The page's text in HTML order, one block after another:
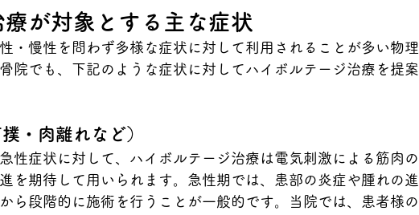
が対象とする主な症状
・慢性を問わず多様な症状に対して利用されることが多い物理
院でも、下記のような症状に対してハイボルテージ治療を提案
・肉離れなど）
性症状に対して、ハイボルテージ治療は電気刺激による筋肉の
を期待して用いられます。急性期では、患部の炎症や腫れの進
ら段階的に施術を行うことが一般的です。当院では、患者様の